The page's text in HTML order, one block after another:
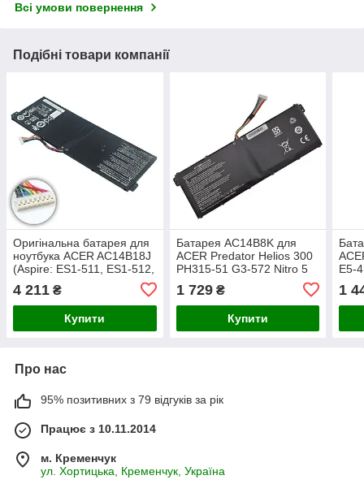
Всі умови повернення
Подібні товари компанії
Оригінальна батарея для
ноутбука ACER AC14B18J
(Aspire: ES1-511, ES1-512,
533) 11.4V 3220mAh Black
4 211 ₴
Купити
Батарея AC14B8K для
ACER Predator Helios 300
PH315-51 G3-572 Nitro 5
Aspire V3-371, E3-111
(15.2V 3600mAh 55Wh)
1 729₴
Купити
E5-
1
Про нас
95% позитивних з 79 відгуків за рік
Працює з 10.11.2014
м. Кременчук
ул. Хортицька, Кременчук, Україна